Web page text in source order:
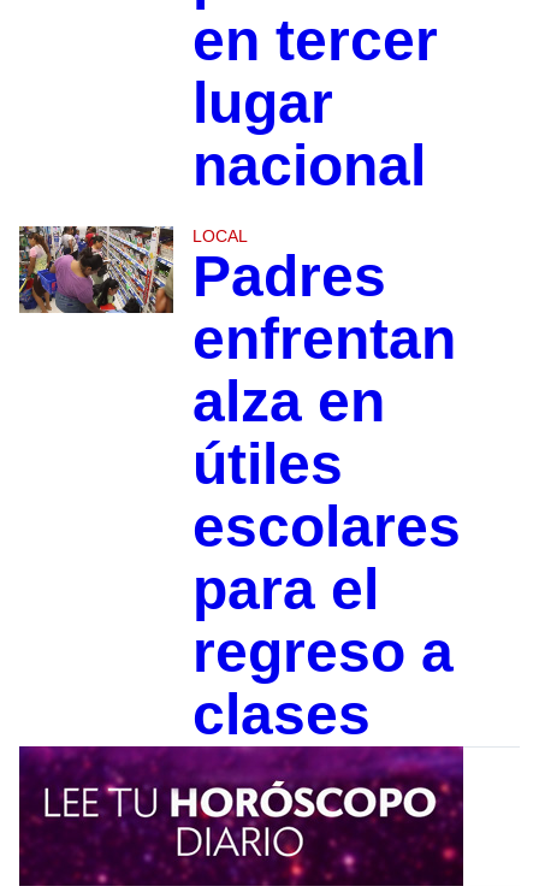
en tercer
lugar
nacional
LOCAL
Padres
enfrentan
alza en
útiles
escolares
para el
regreso a
clases